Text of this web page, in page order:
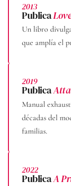
2013
Publica
Un libro
que amplía el
2019
Publica
Manual
décadas del
familias.
2022
PublicaA